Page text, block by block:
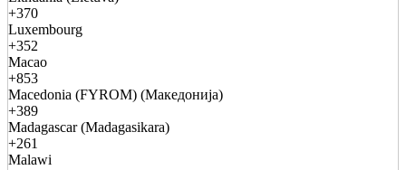
+370
Luxembourg
+352
Macao
+853
Macedonia (FYROM) (Македонија)
+389
Madagascar (Madagasikara)
+261
Malawi